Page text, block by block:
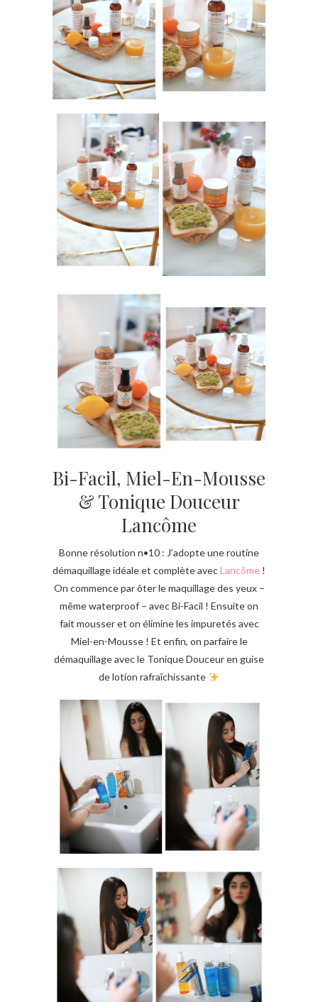
Bi-Facil, Miel-En-Mousse
& Tonique Douceur
Lancôme
Bonne résolution n•10 : J’adopte une routine
démaquillage idéale et complète avecLancôme !
On commence par ôter le maquillage des yeux –
même waterproof – avec Bi-Facil ! Ensuite on
fait mousser et on élimine les impuretés avec
Miel-en-Mousse ! Et enfin, on parfaire le
démaquillage avec le Tonique Douceur en guise
de lotion rafraîchissante